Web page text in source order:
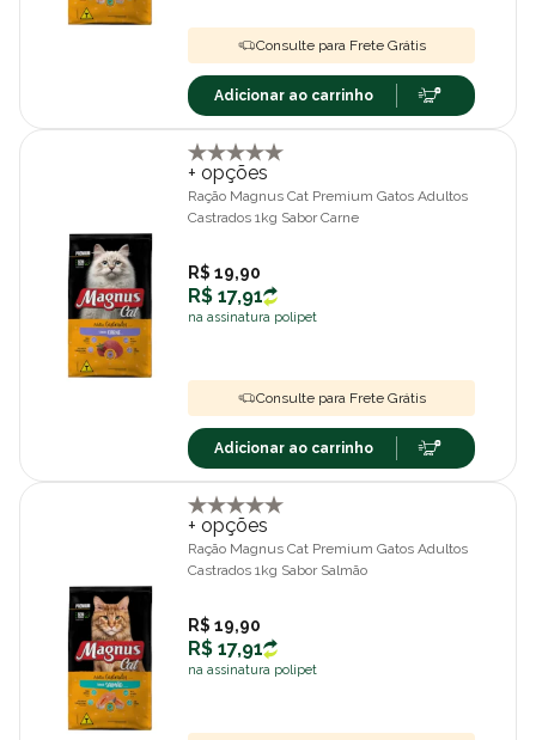
Consulte para Frete Grátis
Adicionar ao carrinho
+ opções
Ração Magnus Cat Premium Gatos Adultos
Castrados 1kg Sabor Carne
R$ 19,90
R$ 17,91
na assinatura polipet
Consulte para Frete Grátis
Adicionar ao carrinho
+ opções
Ração Magnus Cat Premium Gatos Adultos
Castrados 1kg Sabor Salmão
R$ 19,90
R$ 17,91
na assinatura polipet